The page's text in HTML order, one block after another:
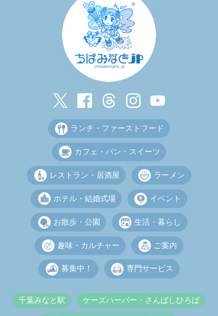
ランチ・ファーストフード
カフェ・パン・スイーツ
レストラン・居酒屋 ラーメン
ホテル・結婚式場 イベント
お散歩・公園 生活・暮らし
趣味・カルチャー ご案内
募集中！ 専門サービス
千葉みなと駅 ケーズハーバー・さんばしひろば